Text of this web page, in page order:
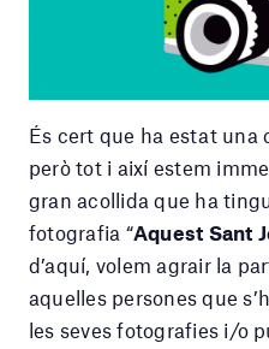
És cert que ha estat una
però tot i així estem
gran acollida que ha
fotografia “Aquest Sant
d’aquí, volem agrair la
aquelles persones que
les seves fotografies i/o